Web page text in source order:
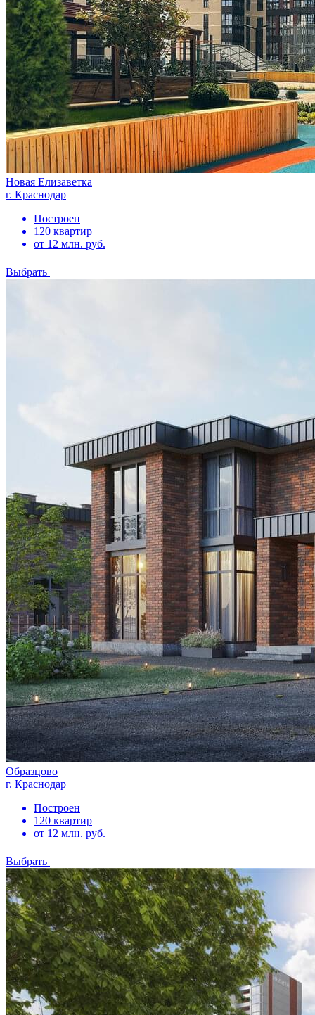
Новая Елизаветка
г. Краснодар
Построен
120 квартир
от 12 млн. руб.
Выбрать
Образцово
г. Краснодар
Построен
120 квартир
от 12 млн. руб.
Выбрать